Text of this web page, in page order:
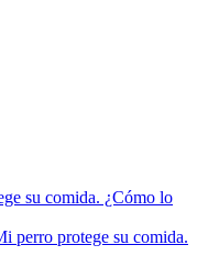
su comida. ¿Cómo lo
perro protege su comida.